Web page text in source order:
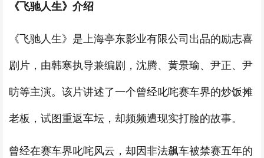
《飞驰人生》介绍
《飞驰人生》是上海亭东影业有限公司出品的励志喜
剧片，由韩寒执导兼编剧，沈腾、黄景瑜、尹正、尹
昉等主演。该片讲述了一个曾经叱咤赛车界的炒饭摊
老板，试图重返车坛，却频频遭现实打脸的故事。
曾经在赛车界叱咤风云，却因非法飙车被禁赛五年的